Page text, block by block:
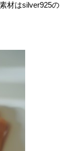
材はsilver925の